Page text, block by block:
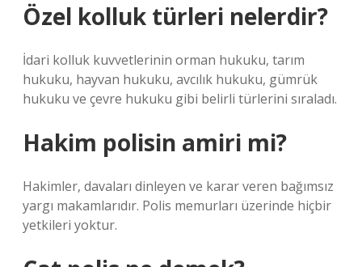
Özel kolluk türleri nelerdir?
İdari kolluk kuvvetlerinin orman hukuku, tarım
hukuku, hayvan hukuku, avcılık hukuku, gümrük
hukuku ve çevre hukuku gibi belirli türlerini sıraladı.
Hakim polisin amiri mi?
Hakimler, davaları dinleyen ve karar veren bağımsız
yargı makamlarıdır. Polis memurları üzerinde hiçbir
yetkileri yoktur.